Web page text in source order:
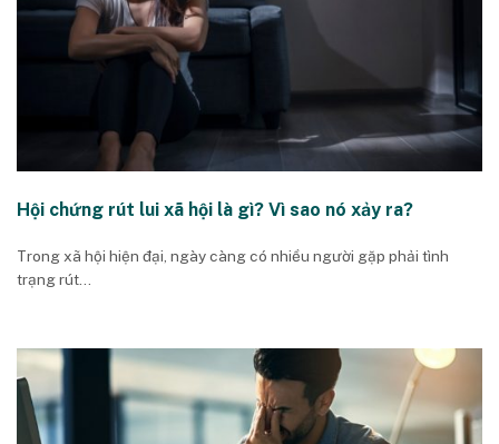
Heal Nervous System, Menstrual Cycle từ các chuyên
gia nước ngoài.
Muốn đồng hành với các dự án giáo dục, tăng cường
nhận thức và sức khỏe cộng đồng
Hội chứng rút lui xã hội là gì? Vì sao nó xảy ra?
Trong xã hội hiện đại, ngày càng có nhiều người gặp phải tình
trạng rút...